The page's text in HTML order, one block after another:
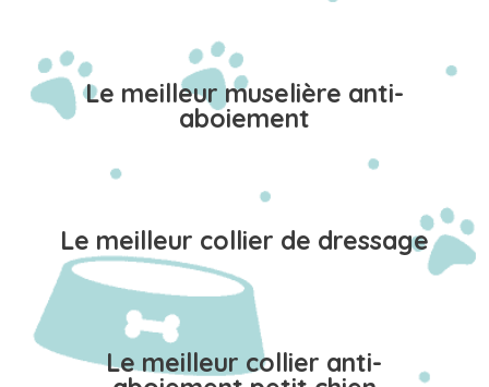
Le meilleur muselière anti-
aboiement
Le meilleur collier de dressage
Le meilleur collier anti-